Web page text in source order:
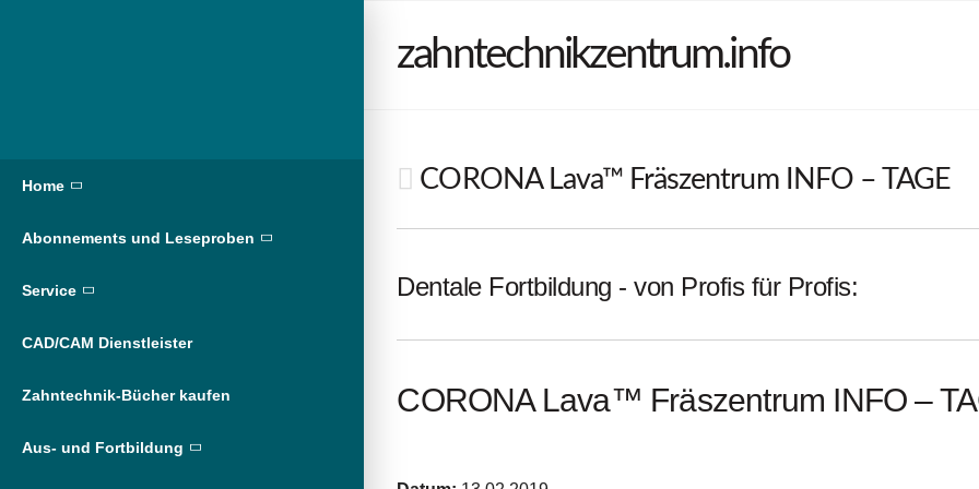
Home
Abonnements und Leseproben
Service
CAD/CAM Dienstleister
Zahntechnik-Bücher kaufen
Aus- und Fortbildung
zahntechnikzentrum.info
CORONA Lava™ Fräszentrum INFO – TAGE
Dentale Fortbildung - von Profis für Profis:
CORONA Lava™ Fräszentrum INFO –